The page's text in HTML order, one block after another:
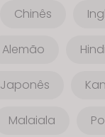
Chinês
Alemão Hindi
Japonês
Malaiala